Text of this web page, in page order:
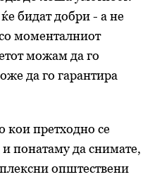
бидат добри - а не
моменталниот
можам да го
да го гарантира
кои претходно се
понатаму да снимате,
општествени